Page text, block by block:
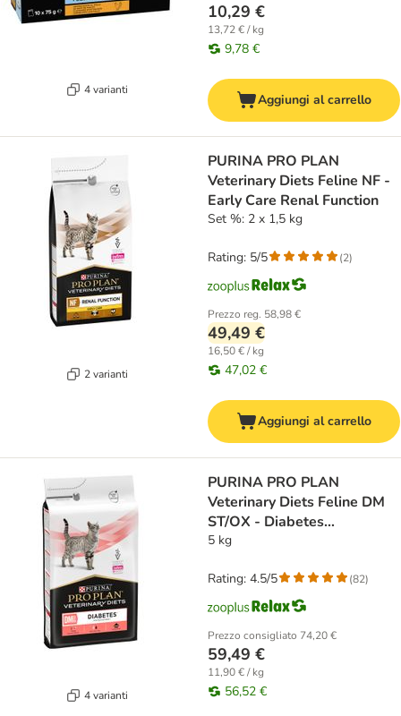
4 varianti
10,29 €
13,72 € / kg
9,78 €
Aggiungi al carrello
2 varianti
PURINA PRO PLAN
Veterinary Diets Feline NF -
Early Care Renal Function
Set %: 2 x 1,5 kg
Prezzo reg. 58,98 €
49,49 €
16,50 € / kg
47,02 €
Rating: 5/5 (2)
Aggiungi al carrello
4 varianti
PURINA PRO PLAN
Veterinary Diets Feline DM
ST/OX - Diabetes
Management
5 kg
Prezzo consigliato 74,20 €
59,49 €
11,90 € / kg
56,52 €
Rating: 4.5/5 (82)